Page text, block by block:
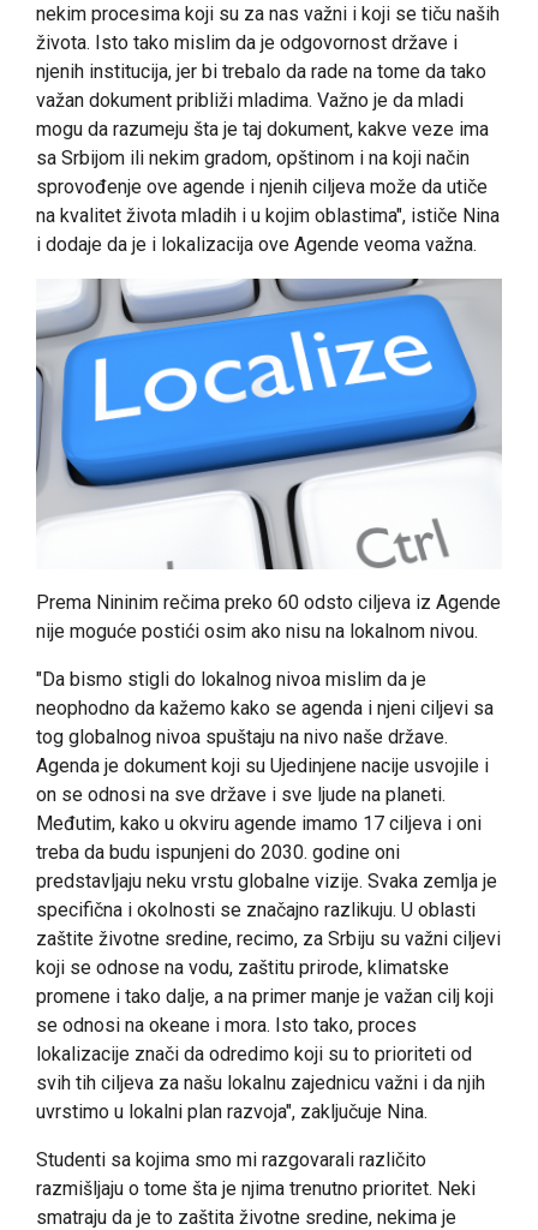
nekim procesima koji su za nas važni i koji se tiču naših
života. Isto tako mislim da je odgovornost države i
njenih institucija, jer bi trebalo da rade na tome da tako
važan dokument približi mladima. Važno je da mladi
mogu da razumeju šta je taj dokument, kakve veze ima
sa Srbijom ili nekim gradom, opštinom i na koji način
sprovođenje ove agende i njenih ciljeva može da utiče
na kvalitet života mladih i u kojim oblastima", ističe Nina
i dodaje da je i lokalizacija ove Agende veoma važna.
Prema Nininim rečima preko 60 odsto ciljeva iz Agende
nije moguće postići osim ako nisu na lokalnom nivou.
"Da bismo stigli do lokalnog nivoa mislim da je
neophodno da kažemo kako se agenda i njeni ciljevi sa
tog globalnog nivoa spuštaju na nivo naše države.
Agenda je dokument koji su Ujedinjene nacije usvojile i
on se odnosi na sve države i sve ljude na planeti.
Međutim, kako u okviru agende imamo 17 ciljeva i oni
treba da budu ispunjeni do 2030. godine oni
predstavljaju neku vrstu globalne vizije. Svaka zemlja je
specifična i okolnosti se značajno razlikuju. U oblasti
zaštite životne sredine, recimo, za Srbiju su važni ciljevi
koji se odnose na vodu, zaštitu prirode, klimatske
promene i tako dalje, a na primer manje je važan cilj koji
se odnosi na okeane i mora. Isto tako, proces
lokalizacije znači da odredimo koji su to prioriteti od
svih tih ciljeva za našu lokalnu zajednicu važni i da njih
uvrstimo u lokalni plan razvoja", zaključuje Nina.
Studenti sa kojima smo mi razgovarali različito
razmišljaju o tome šta je njima trenutno prioritet. Neki
smatraju da je to zaštita životne sredine, nekima je